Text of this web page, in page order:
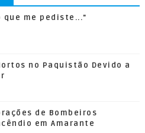
que me pediste..."
no Paquistão Devido a
de Bombeiros
em Amarante